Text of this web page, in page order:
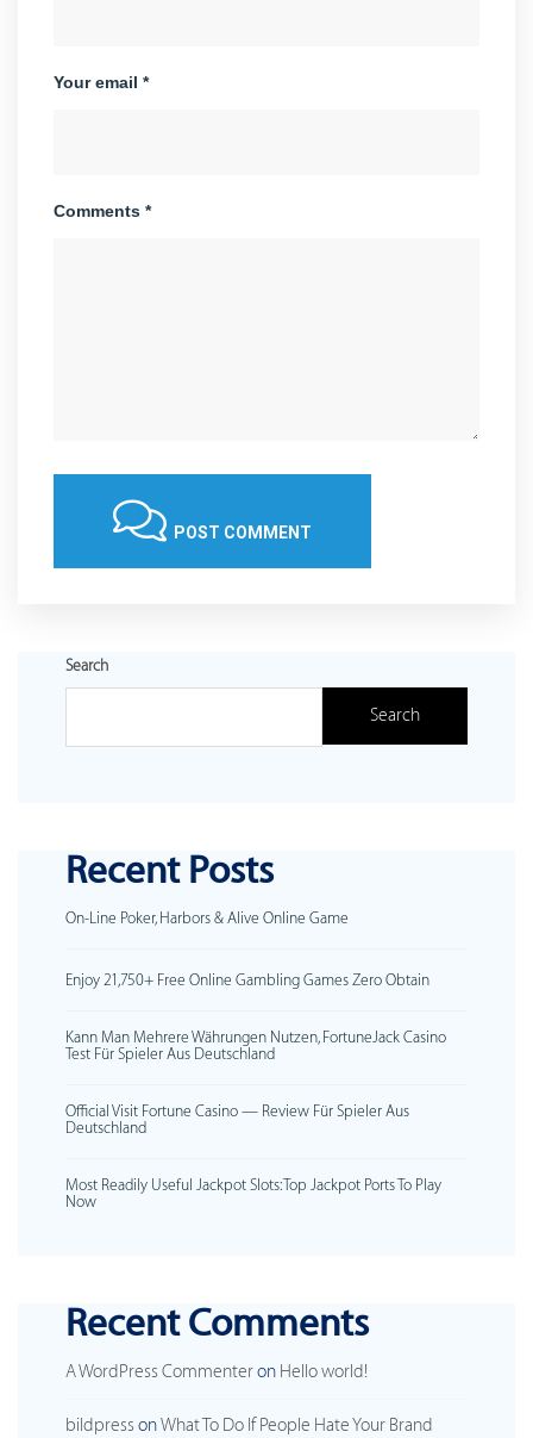
Your email *
Comments *
POST COMMENT
Search
Search
Recent Posts
On-Line Poker, Harbors & Alive Online Game
Enjoy 21,750+ Free Online Gambling Games Zero Obtain
Kann Man Mehrere Währungen Nutzen, FortuneJack Casino
Test Für Spieler Aus Deutschland
Official Visit Fortune Casino — Review Für Spieler Aus
Deutschland
Most Readily Useful Jackpot Slots: Top Jackpot Ports To Play
Now
Recent Comments
A WordPress Commenteron Hello world!
bildpress onWhat To Do If People Hate Your Brand